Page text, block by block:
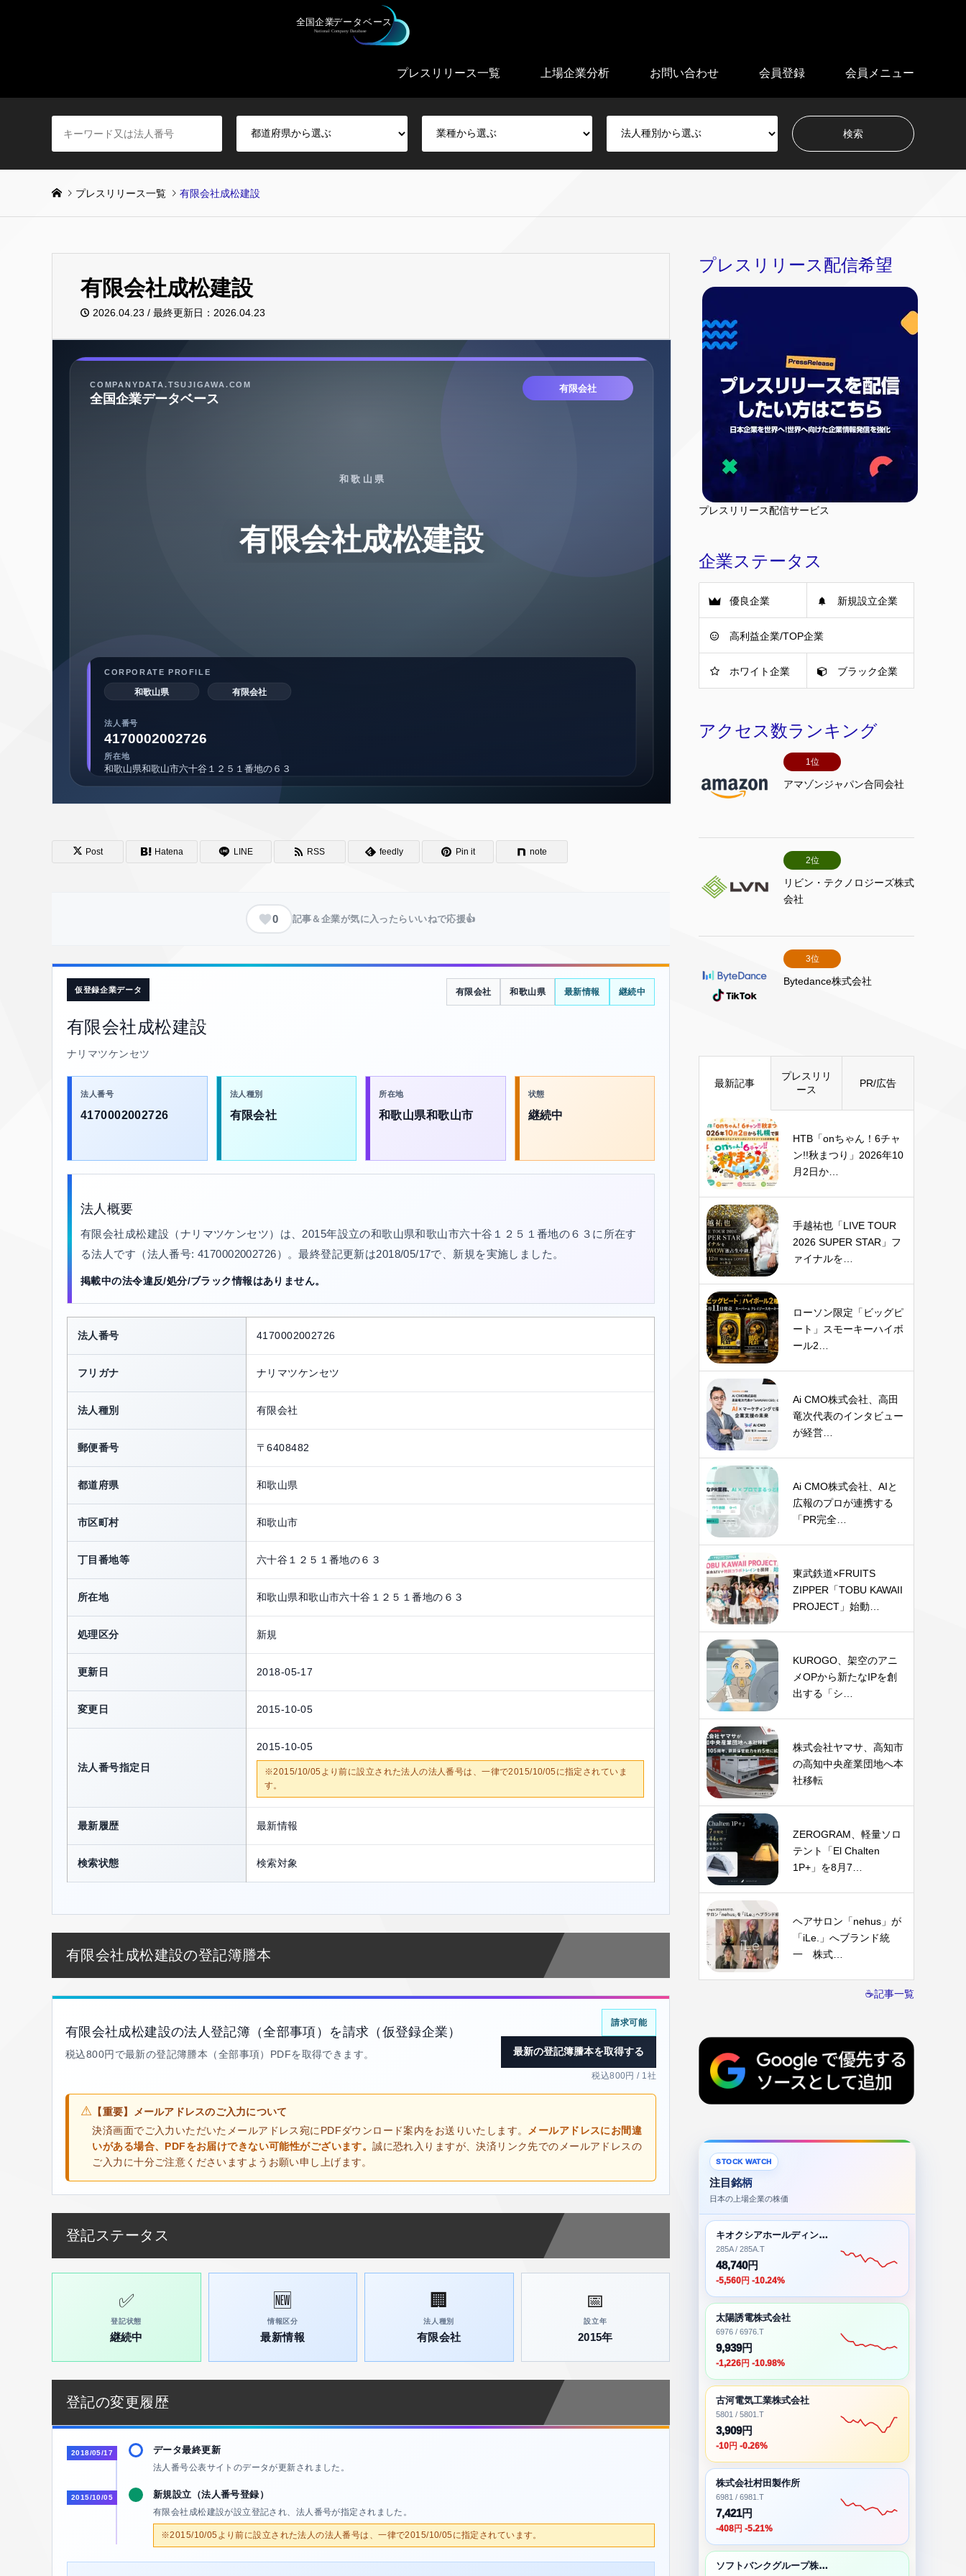
プレスリリース一覧 上場企業分析 お問い合わせ 会員登録 会員メニュー
プレスリリース一覧 有限会社成松建設
有限会社成松建設
2026.04.23 / 最終更新日：2026.04.23
Post Hatena LINE RSS feedly Pin it note
0 記事＆企業が気に入ったらいいねで応援👍
仮登録企業データ
有限会社成松建設
ナリマツケンセツ
有限会社 和歌山県 最新情報 継続中
法人番号
4170002002726
法人種別
有限会社
所在地
和歌山県和歌山市
状態
継続中
法人概要
有限会社成松建設（ナリマツケンセツ）は、2015年設立の和歌山県和歌山市六十谷１２５１番地の６３に所在す
る法人です（法人番号: 4170002002726）。最終登記更新は2018/05/17で、新規を実施しました。
掲載中の法令違反/処分/ブラック情報はありません。
法人番号 4170002002726
フリガナ ナリマツケンセツ
法人種別 有限会社
郵便番号 〒6408482
都道府県 和歌山県
市区町村 和歌山市
丁目番地等 六十谷１２５１番地の６３
所在地 和歌山県和歌山市六十谷１２５１番地の６３
処理区分 新規
更新日 2018-05-17
変更日 2015-10-05
法人番号指定日
2015-10-05
※2015/10/05より前に設立された法人の法人番号は、一律で2015/10/05に指定されていま
す。
最新履歴 最新情報
検索状態 検索対象
有限会社成松建設の登記簿謄本
有限会社成松建設の法人登記簿（全部事項）を請求（仮登録企業）
税込800円で最新の登記簿謄本（全部事項）PDFを取得できます。
請求可能
最新の登記簿謄本を取得する
税込800円 / 1社
⚠ 【重要】メールアドレスのご入力について
決済画面でご入力いただいたメールアドレス宛にPDFダウンロード案内をお送りいたします。 メールアドレスにお間違
いがある場合、PDFをお届けできない可能性がございます。誠に恐れ入りますが、決済リンク先でのメールアドレスの
ご入力に十分ご注意くださいますようお願い申し上げます。
登記ステータス
✅
登記状態
継続中
🆕
情報区分
最新情報
🏢
法人種別
有限会社
📅
設立年
2015年
登記の変更履歴
2018/05/17 データ最終更新
法人番号公表サイトのデータが更新されました。
2015/10/05 新規設立（法人番号登録）
有限会社成松建設が設立登記され、法人番号が指定されました。
※2015/10/05より前に設立された法人の法人番号は、一律で2015/10/05に指定されています。
プレスリリース配信希望
プレスリリース配信サービス
企業ステータス
優良企業 新規設立企業
高利益企業/TOP企業
ホワイト企業 ブラック企業
アクセス数ランキング
1位
アマゾンジャパン合同会社
2位
リビン・テクノロジーズ株式
会社
3位
Bytedance株式会社
最新記事
プレスリリ
ース
PR/広告
HTB「onちゃん！6チャ
ン!!秋まつり」2026年10
月2日か…
手越祐也「LIVE TOUR
2026 SUPER STAR」フ
ァイナルを…
ローソン限定「ビッグピ
ート」スモーキーハイボ
ール2…
Ai CMO株式会社、高田
竜次代表のインタビュー
が経営…
Ai CMO株式会社、AIと
広報のプロが連携する
「PR完全…
東武鉄道×FRUITS
ZIPPER「TOBU KAWAII
PROJECT」始動…
KUROGO、架空のアニ
メOPから新たなIPを創
出する「シ…
株式会社ヤマサ、高知市
の高知中央産業団地へ本
社移転
ZEROGRAM、軽量ソロ
テント「El Chalten
1P+」を8月7…
ヘアサロン「nehus」が
「iLe.」へブランド統
一 株式…
☕記事一覧
STOCK WATCH
注目銘柄
日本の上場企業の株価
キオクシアホールディングス株式会社
285A / 285A.T
48,740円
-5,560円 -10.24%
太陽誘電株式会社
6976 / 6976.T
9,939円
-1,226円 -10.98%
古河電気工業株式会社
5801 / 5801.T
3,909円
-10円 -0.26%
株式会社村田製作所
6981 / 6981.T
7,421円
-408円 -5.21%
ソフトバンクグループ株式会社